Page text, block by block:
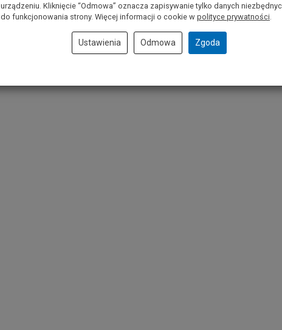
urządzeniu. Kliknięcie “Odmowa” oznacza zapisywanie tylko danych
do funkcjonowania strony. Więcej informacji o cookie w polityce prywatności
Ustawienia Odmowa Zgoda